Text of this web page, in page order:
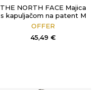
OFF
THE NORTH FACE Majica
s kapuljačom na patent M
GLACIER FLEECE 1/4 ZIP
JACKET
OFFER
45,49 €